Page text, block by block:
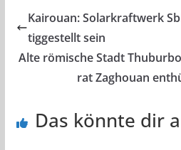
Kairouan: Solarkraftwerk
tiggestellt sein
Alte römische Stadt
rat Zaghouan
Das könnte dir